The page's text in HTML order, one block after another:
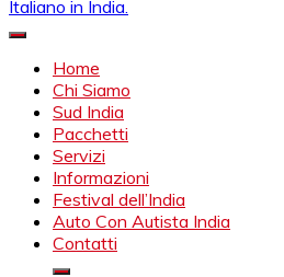
Autista in India, Viaggi Su Misura in
in Nord India, Viaggio in Sud India
Sud, Noleggio di auto con
viaggio in india con guida, india
agenzia viaggi in nord india,
Rajasthan,agenzia specialista
macchina Rajasthan, Viaggio alle
Agenzia and Viaggio India and
Viaggio sull India, Agenzia
Agenzia India, Rajasthan Viaggio,
Home
Chi Siamo
Sud India
Pacchetti
Servizi
Informazioni
Festival dell’India
Auto Con Autista India
Contatti